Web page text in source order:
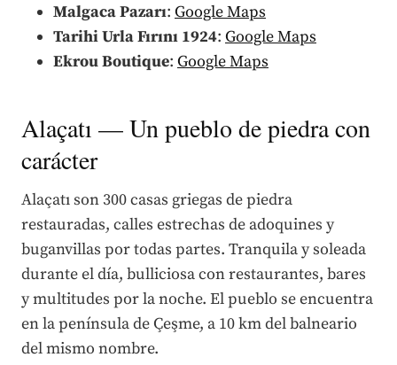
Malgaca Pazarı: Google Maps
Tarihi Urla Fırını 1924: Google Maps
Ekrou Boutique: Google Maps
Alaçatı — Un pueblo de piedra con
carácter
Alaçatı son 300 casas griegas de piedra
restauradas, calles estrechas de adoquines y
buganvillas por todas partes. Tranquila y soleada
durante el día, bulliciosa con restaurantes, bares
y multitudes por la noche. El pueblo se encuentra
en la península de Çeşme, a 10 km del balneario
del mismo nombre.